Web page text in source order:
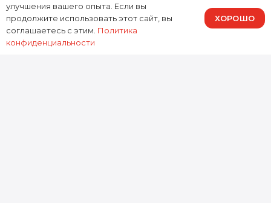
договоре гарантию, подтверждая нашу
ответственность за результат.
улучшения вашего опыта. Если вы
продолжите использовать этот сайт, вы
соглашаетесь с этим. Политика
конфиденциальности
ХОРОШО